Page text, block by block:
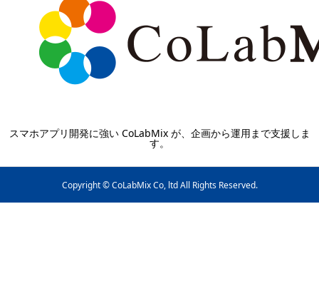
スマホアプリ開発に強い CoLabMix が、企画から運用まで支援しま
す。
Copyright © CoLabMix Co, ltd All Rights Reserved.